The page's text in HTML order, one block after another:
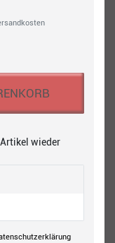
wieder